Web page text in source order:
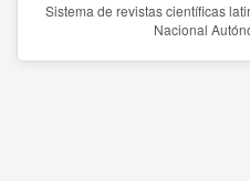
Sistema de revistas científicas
Nacional